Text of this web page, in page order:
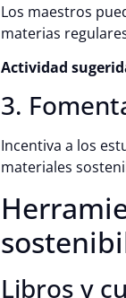
Los maestros
materias
Actividad
3.
Incentiva a los
materiales
Libros y